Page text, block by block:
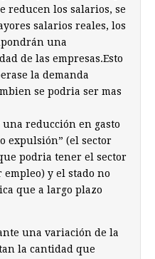
reducen los salarios, se
salarios reales, los
una
de las empresas.Esto
la demanda
se podria ser mas
reducción en gasto
expulsión” (el sector
podria tener el sector
y el stado no
que a largo plazo
una variación de la
la cantidad que